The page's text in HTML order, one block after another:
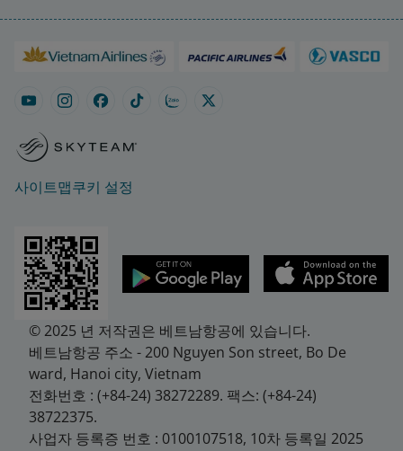
사이트맵쿠키 설정
© 2025 년 저작권은 베트남항공에 있습니다.
베트남항공 주소 - 200 Nguyen Son street, Bo De
ward, Hanoi city, Vietnam
전화번호 : (+84-24) 38272289. 팩스: (+84-24)
38722375.
사업자 등록증 번호 : 0100107518, 10차 등록일 2025